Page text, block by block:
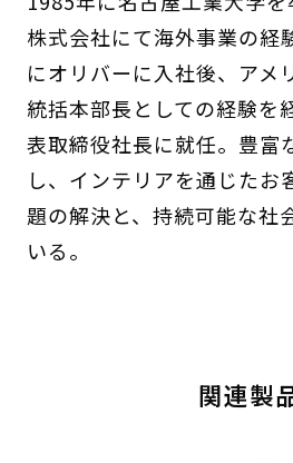
株式会社にて海外事業の経
にオリバーに入社後、アメ
統括本部長としての経験を
表取締役社長に就任。豊富
し、インテリアを通じたお
題の解決と、持続可能な社
いる。
関連製